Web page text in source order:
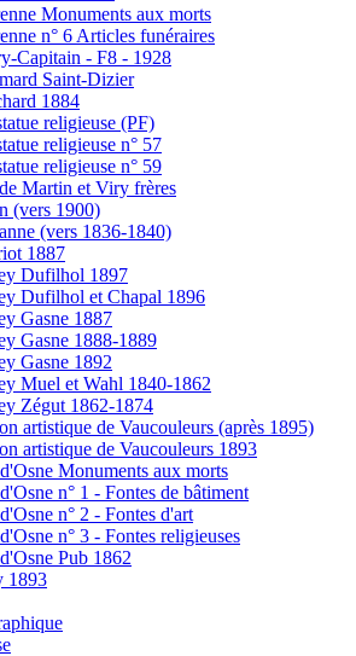
Monuments aux morts
n° 6 Articles funéraires
Capitain - F8 - 1928
Saint-Dizier
1884
religieuse (PF)
religieuse n° 57
religieuse n° 59
Martin et Viry frères
(vers 1900)
(vers 1836-1840)
1887
Dufilhol 1897
Dufilhol et Chapal 1896
Gasne 1887
Gasne 1888-1889
Gasne 1892
Muel et Wahl 1840-1862
Zégut 1862-1874
artistique de Vaucouleurs (après 1895)
artistique de Vaucouleurs 1893
Monuments aux morts
n° 1 - Fontes de bâtiment
n° 2 - Fontes d'art
n° 3 - Fontes religieuses
Pub 1862
1893